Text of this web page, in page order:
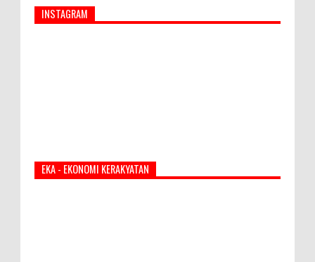
INSTAGRAM
EKA - EKONOMI KERAKYATAN